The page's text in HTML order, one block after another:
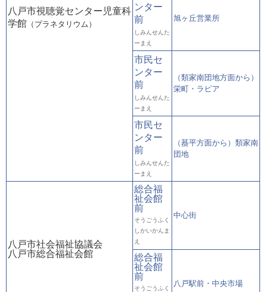
八戸市視聴覚センター児童科
学館 （プラネタリウム）
ンター
前
しみんせんた
ーまえ
旭ヶ丘営業所
市民セ
ンター
前
しみんせんた
ーまえ
（類家南団地方面から）
栄町・ラピア
市民セ
ンター
前
しみんせんた
ーまえ
（蟇平方面から）類家南
団地
八戸市社会福祉協議会
八戸市総合福祉会館
総合福
祉会館
前
そうごうふく
しかいかんま
え
中心街
総合福
祉会館
前
そうごうふく
八戸駅前・中央市場